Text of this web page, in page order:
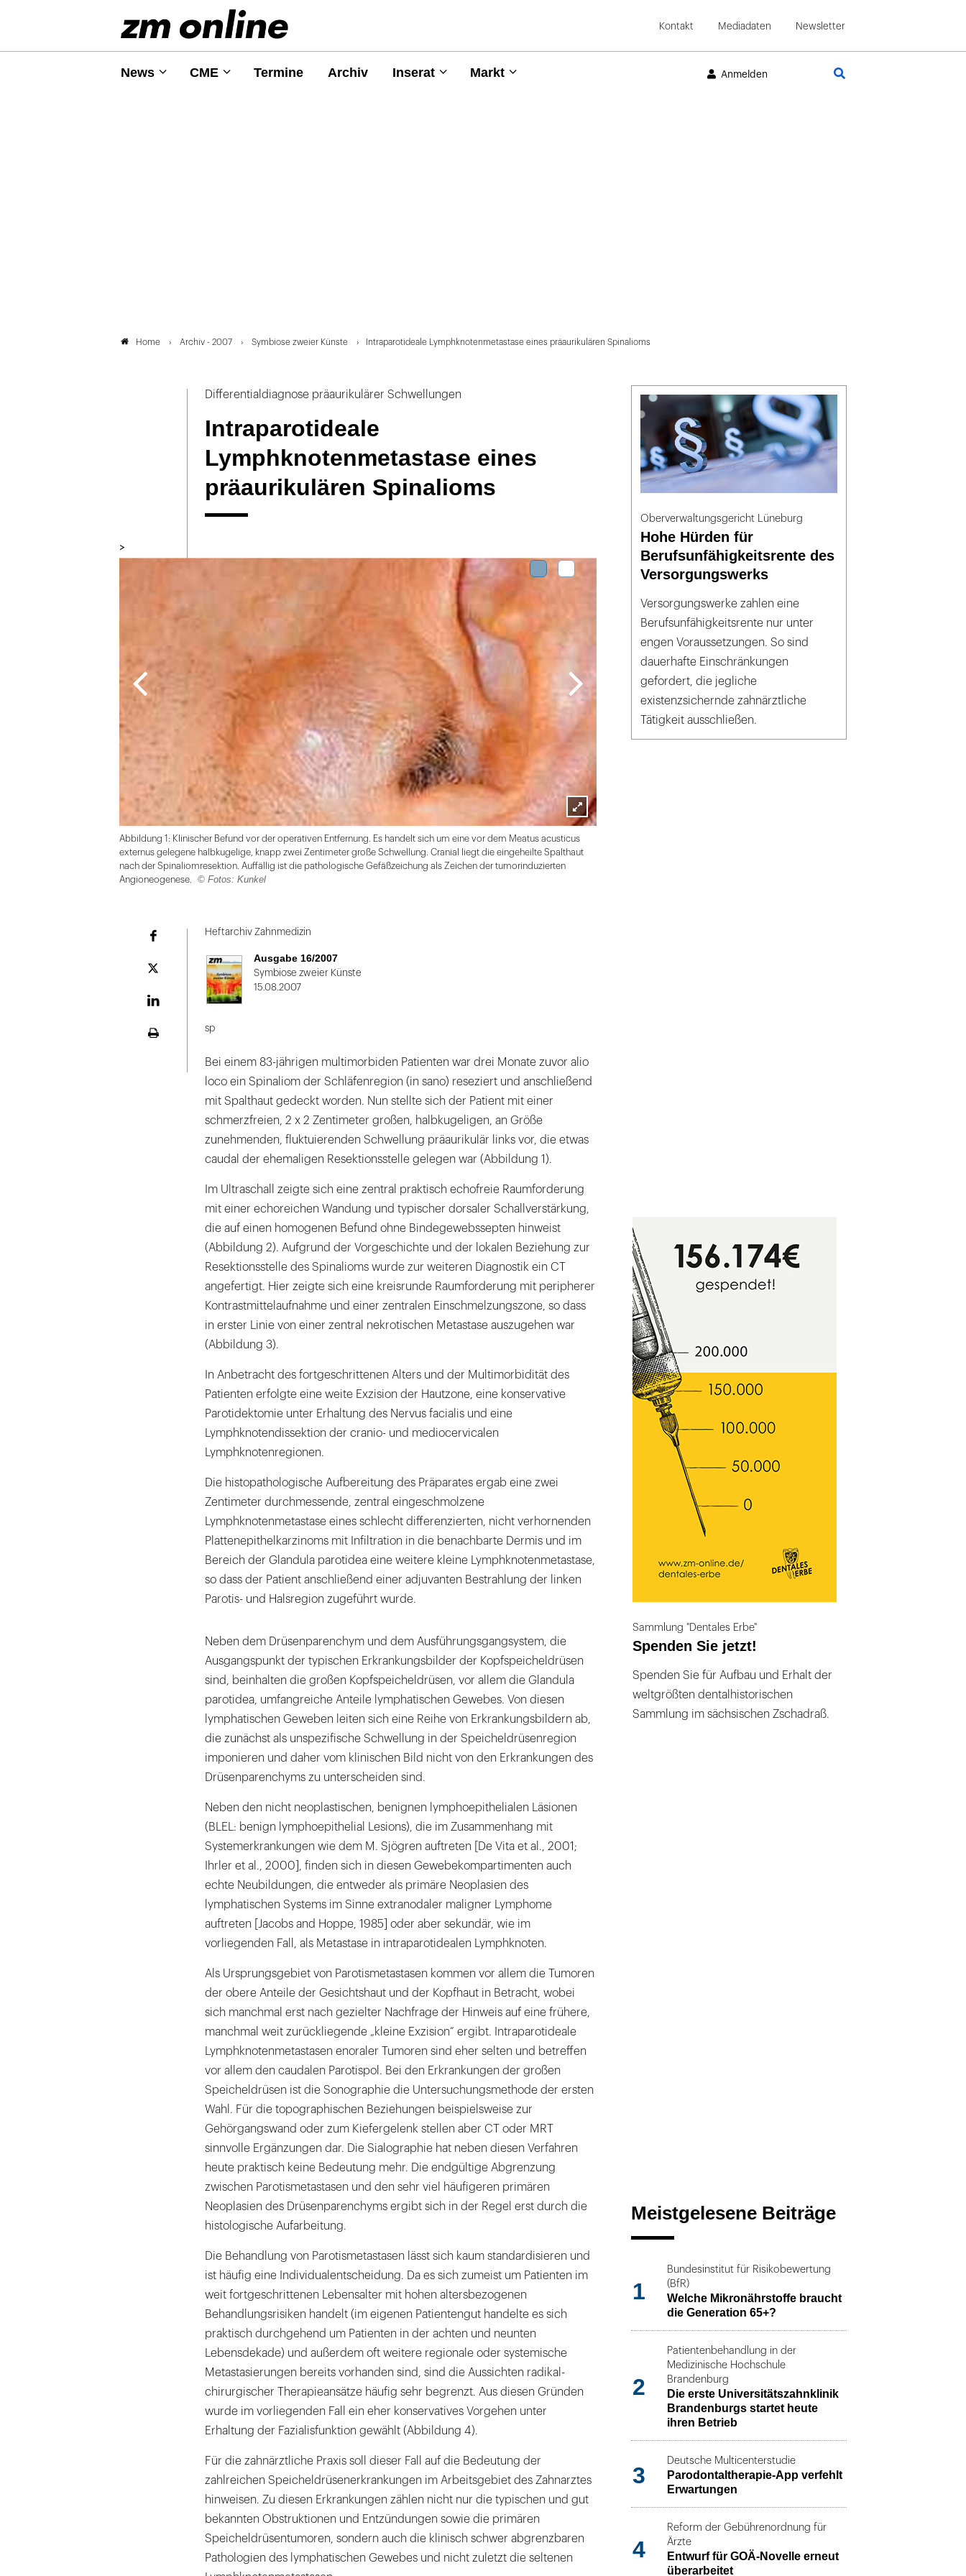
Kontakt Mediadaten Newsletter
News CME Termine Archiv Inserat Markt Anmelden
Home Archiv - 2007 Symbiose zweier Künste Intraparotideale Lymphknotenmetastase eines präaurikulären Spinalioms
Differentialdiagnose präaurikulärer Schwellungen
Intraparotideale
Lymphknotenmetastase eines
präaurikulären Spinalioms
>
Lightbox
öffnen
Abbildung 1: Klinischer Befund vor der operativen Entfernung. Es handelt sich um eine vor dem Meatus acusticus
externus gelegene halbkugelige, knapp zwei Zentimeter große Schwellung. Cranial liegt die eingeheilte Spalthaut
nach der Spinaliomresektion. Auffällig ist die pathologische Gefäßzeichung als Zeichen der tumorinduzierten
Angioneogenese.
© Fotos: Kunkel
Plattform
Heftarchiv Zahnmedizin
Ausgabe 16/2007
Symbiose zweier Künste
15.08.2007
sp
Bei einem 83-jährigen multimorbiden Patienten war drei Monate zuvor alio
loco ein Spinaliom der Schläfenregion (in sano) reseziert und anschließend
mit Spalthaut gedeckt worden. Nun stellte sich der Patient mit einer
schmerzfreien, 2 x 2 Zentimeter großen, halbkugeligen, an Größe
zunehmenden, fluktuierenden Schwellung präaurikulär links vor, die etwas
caudal der ehemaligen Resektionsstelle gelegen war (Abbildung 1).
Im Ultraschall zeigte sich eine zentral praktisch echofreie Raumforderung
mit einer echoreichen Wandung und typischer dorsaler Schallverstärkung,
die auf einen homogenen Befund ohne Bindegewebssepten hinweist
(Abbildung 2). Aufgrund der Vorgeschichte und der lokalen Beziehung zur
Resektionsstelle des Spinalioms wurde zur weiteren Diagnostik ein CT
angefertigt. Hier zeigte sich eine kreisrunde Raumforderung mit peripherer
Kontrastmittelaufnahme und einer zentralen Einschmelzungszone, so dass
in erster Linie von einer zentral nekrotischen Metastase auszugehen war
(Abbildung 3).
In Anbetracht des fortgeschrittenen Alters und der Multimorbidität des
Patienten erfolgte eine weite Exzision der Hautzone, eine konservative
Parotidektomie unter Erhaltung des Nervus facialis und eine
Lymphknotendissektion der cranio- und mediocervicalen
Lymphknotenregionen.
Die histopathologische Aufbereitung des Präparates ergab eine zwei
Zentimeter durchmessende, zentral eingeschmolzene
Lymphknotenmetastase eines schlecht differenzierten, nicht verhornenden
Plattenepithelkarzinoms mit Infiltration in die benachbarte Dermis und im
Bereich der Glandula parotidea eine weitere kleine Lymphknotenmetastase,
so dass der Patient anschließend einer adjuvanten Bestrahlung der linken
Parotis- und Halsregion zugeführt wurde.
Neben dem Drüsenparenchym und dem Ausführungsgangsystem, die
Ausgangspunkt der typischen Erkrankungsbilder der Kopfspeicheldrüsen
sind, beinhalten die großen Kopfspeicheldrüsen, vor allem die Glandula
parotidea, umfangreiche Anteile lymphatischen Gewebes. Von diesen
lymphatischen Geweben leiten sich eine Reihe von Erkrankungsbildern ab,
die zunächst als unspezifische Schwellung in der Speicheldrüsenregion
imponieren und daher vom klinischen Bild nicht von den Erkrankungen des
Drüsenparenchyms zu unterscheiden sind.
Neben den nicht neoplastischen, benignen lymphoepithelialen Läsionen
(BLEL: benign lymphoepithelial Lesions), die im Zusammenhang mit
Systemerkrankungen wie dem M. Sjögren auftreten [De Vita et al., 2001;
Ihrler et al., 2000], finden sich in diesen Gewebekompartimenten auch
echte Neubildungen, die entweder als primäre Neoplasien des
lymphatischen Systems im Sinne extranodaler maligner Lymphome
auftreten [Jacobs and Hoppe, 1985] oder aber sekundär, wie im
vorliegenden Fall, als Metastase in intraparotidealen Lymphknoten.
Als Ursprungsgebiet von Parotismetastasen kommen vor allem die Tumoren
der obere Anteile der Gesichtshaut und der Kopfhaut in Betracht, wobei
sich manchmal erst nach gezielter Nachfrage der Hinweis auf eine frühere,
manchmal weit zurückliegende „kleine Exzision“ ergibt. Intraparotideale
Lymphknotenmetastasen enoraler Tumoren sind eher selten und betreffen
vor allem den caudalen Parotispol. Bei den Erkrankungen der großen
Speicheldrüsen ist die Sonographie die Untersuchungsmethode der ersten
Wahl. Für die topographischen Beziehungen beispielsweise zur
Gehörgangswand oder zum Kiefergelenk stellen aber CT oder MRT
sinnvolle Ergänzungen dar. Die Sialographie hat neben diesen Verfahren
heute praktisch keine Bedeutung mehr. Die endgültige Abgrenzung
zwischen Parotismetastasen und den sehr viel häufigeren primären
Neoplasien des Drüsenparenchyms ergibt sich in der Regel erst durch die
histologische Aufarbeitung.
Die Behandlung von Parotismetastasen lässt sich kaum standardisieren und
ist häufig eine Individualentscheidung. Da es sich zumeist um Patienten im
weit fortgeschrittenen Lebensalter mit hohen altersbezogenen
Behandlungsrisiken handelt (im eigenen Patientengut handelte es sich
praktisch durchgehend um Patienten in der achten und neunten
Lebensdekade) und außerdem oft weitere regionale oder systemische
Metastasierungen bereits vorhanden sind, sind die Aussichten radikal-
chirurgischer Therapieansätze häufig sehr begrenzt. Aus diesen Gründen
wurde im vorliegenden Fall ein eher konservatives Vorgehen unter
Erhaltung der Fazialisfunktion gewählt (Abbildung 4).
Für die zahnärztliche Praxis soll dieser Fall auf die Bedeutung der
zahlreichen Speicheldrüsenerkrankungen im Arbeitsgebiet des Zahnarztes
hinweisen. Zu diesen Erkrankungen zählen nicht nur die typischen und gut
bekannten Obstruktionen und Entzündungen sowie die primären
Speicheldrüsentumoren, sondern auch die klinisch schwer abgrenzbaren
Pathologien des lymphatischen Gewebes und nicht zuletzt die seltenen
Oberverwaltungsgericht Lüneburg
Hohe Hürden für
Berufsunfähigkeitsrente des
Versorgungswerks
Versorgungswerke zahlen eine
Berufsunfähigkeitsrente nur unter
engen Voraussetzungen. So sind
dauerhafte Einschränkungen
gefordert, die jegliche
existenzsichernde zahnärztliche
Tätigkeit ausschließen.
Sammlung "Dentales Erbe"
Spenden Sie jetzt!
Spenden Sie für Aufbau und Erhalt der
weltgrößten dentalhistorischen
Sammlung im sächsischen Zschadraß.
Meistgelesene Beiträge
1
Bundesinstitut für Risikobewertung
(BfR)
Welche Mikronährstoffe braucht
die Generation 65+?
2
Patientenbehandlung in der
Medizinische Hochschule
Brandenburg
Die erste Universitätszahnklinik
Brandenburgs startet heute
ihren Betrieb
3
Deutsche Multicenterstudie
Parodontaltherapie-App verfehlt
Erwartungen
4
Reform der Gebührenordnung für
Ärzte
Entwurf für GOÄ-Novelle erneut
überarbeitet